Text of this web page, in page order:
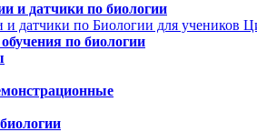
и датчики по биологии
датчики по Биологии для учеников
по биологии